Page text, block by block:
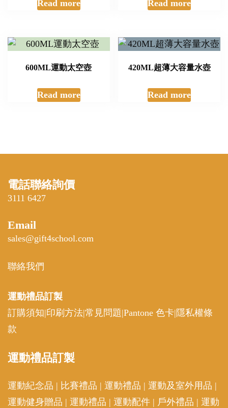
Read more Read more
600ML運動太空壺
Read more
420ML超薄大容量水壺
Read more
電話聯絡詢價
3111 6427
Email
sales@gift4school.com
聯絡我們
運動禮品訂製
訂購須知|印刷方法|常見問題|Pantone 色卡| 隱私權條
款
運動禮品訂製
運動紀念品 | 比賽禮品 | 運動禮品 | 運動及室外用品 |
運動健身贈品 | 運動禮品 | 運動配件 | 戶外禮品 | 運動